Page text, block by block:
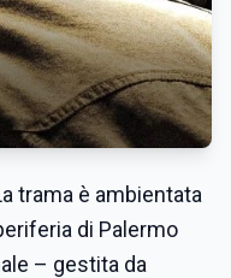
trama è ambientata
di Palermo
– gestita da